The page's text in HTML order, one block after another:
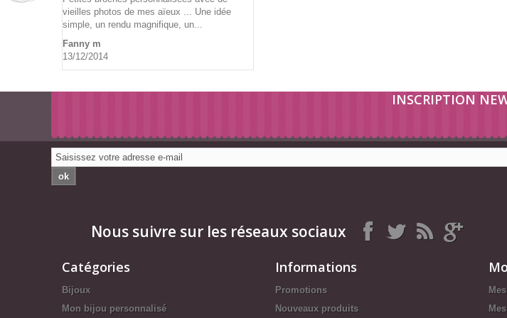
vieilles photos de mes aïeux ... Une idée
simple, un rendu magnifique, un...
Fanny m
13/12/2014
INSCRIPTION
ok
Nous suivre sur les réseaux sociaux
Catégories
Bijoux
Mon bijou personnalisé
Informations
Promotions
Nouveaux produits